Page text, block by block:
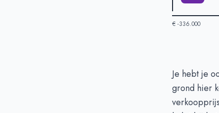
€ -336.000
Vraagprijs in
Verkoopprijs
Je hebt je
grond hier